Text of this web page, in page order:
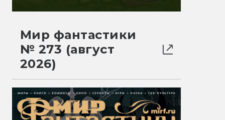
Мир фантастики
№ 273 (август
2026)